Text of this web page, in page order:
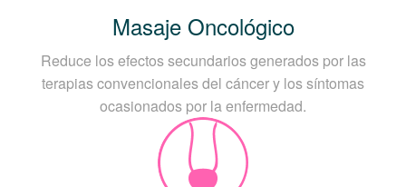
Masaje Oncológico
Reduce los efectos secundarios generados por las
terapias convencionales del cáncer y los síntomas
ocasionados por la enfermedad.